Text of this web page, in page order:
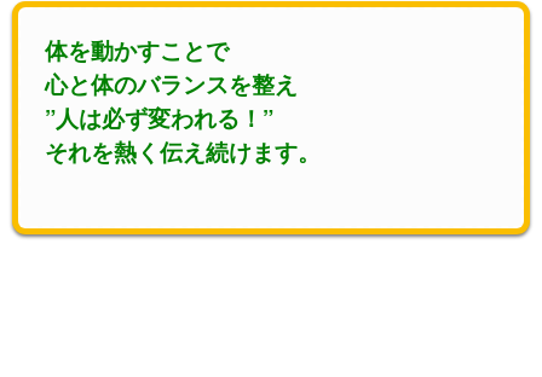
体を動かすことで
心と体のバランスを整え
”人は必ず変われる！”
それを熱く伝え続けます。